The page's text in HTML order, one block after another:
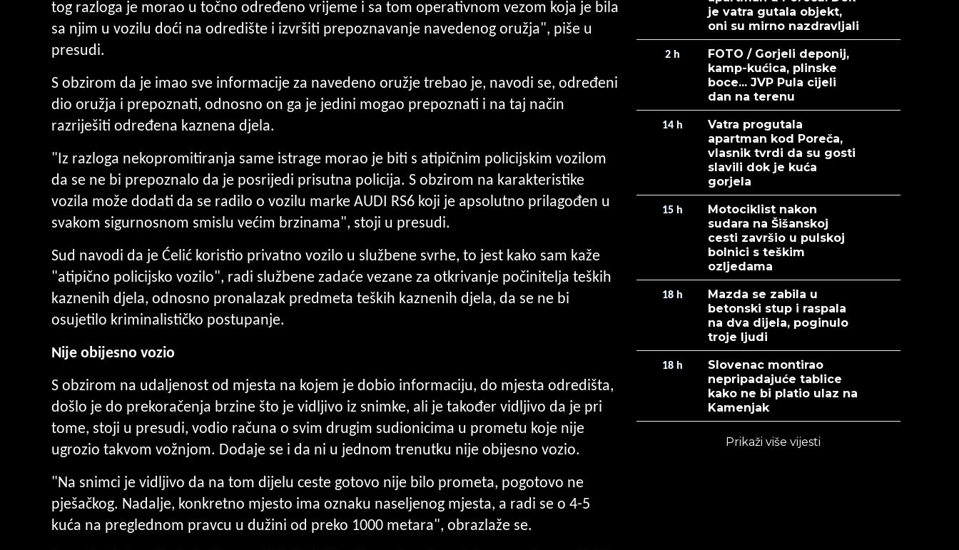
tog razloga je morao u točno određeno vrijeme i sa tom operativnom vezom koja je bila
sa njim u vozilu doći na odredište i izvršiti prepoznavanje navedenog oružja", piše u
presudi.
S obzirom da je imao sve informacije za navedeno oružje trebao je, navodi se, određeni
dio oružja i prepoznati, odnosno on ga je jedini mogao prepoznati i na taj način
razriješiti određena kaznena djela.
"Iz razloga nekopromitiranja same istrage morao je biti s atipičnim policijskim vozilom
da se ne bi prepoznalo da je posrijedi prisutna policija. S obzirom na karakteristike
vozila može dodati da se radilo o vozilu marke AUDI RS6 koji je apsolutno prilagođen u
svakom sigurnosnom smislu većim brzinama", stoji u presudi.
Sud navodi da je Ćelić koristio privatno vozilo u službene svrhe, to jest kako sam kaže
"atipično policijsko vozilo", radi službene zadaće vezane za otkrivanje počinitelja teških
kaznenih djela, odnosno pronalazak predmeta teških kaznenih djela, da se ne bi
osujetilo kriminalističko postupanje.
Nije obijesno vozio
S obzirom na udaljenost od mjesta na kojem je dobio informaciju, do mjesta odredišta,
došlo je do prekoračenja brzine što je vidljivo iz snimke, ali je također vidljivo da je pri
tome, stoji u presudi, vodio računa o svim drugim sudionicima u prometu koje nije
ugrozio takvom vožnjom. Dodaje se i da ni u jednom trenutku nije obijesno vozio.
"Na snimci je vidljivo da na tom dijelu ceste gotovo nije bilo prometa, pogotovo ne
pješačkog. Nadalje, konkretno mjesto ima oznaku naseljenog mjesta, a radi se o 4-5
kuća na preglednom pravcu u dužini od preko 1000 metara", obrazlaže se.
je vatra gutala objekt,
oni su mirno nazdravljali
2 h
FOTO / Gorjeli deponij,
kamp-kućica, plinske
boce... JVP Pula cijeli
dan na terenu
14 h
Vatra progutala
apartman kod Poreča,
vlasnik tvrdi da su gosti
slavili dok je kuća
gorjela
15 h
Motociklist nakon
sudara na Šišanskoj
cesti završio u pulskoj
bolnici s teškim
ozljedama
18 h
Mazda se zabila u
betonski stup i raspala
na dva dijela, poginulo
troje ljudi
18 h
Slovenac montirao
nepripadajuće tablice
kako ne bi platio ulaz na
Kamenjak
Prikaži više vijesti